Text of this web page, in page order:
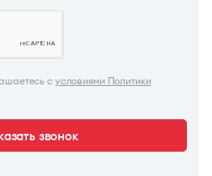
с условиями Политики
звонок